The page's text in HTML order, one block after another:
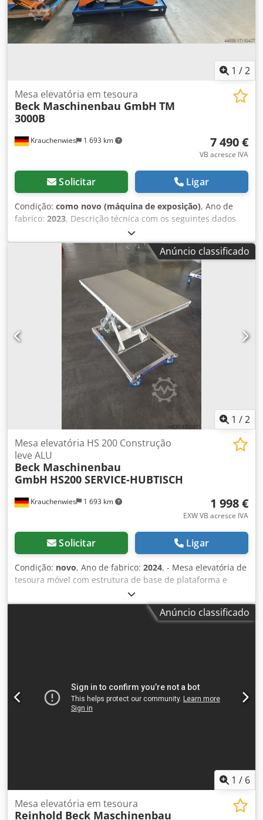
1 /2
Krauchenwies 1 693 km
Mesa elevatória em tesoura
Beck Maschinenbau GmbH TM
3000B
7 490 €
VB acresce IVA
Solicitar Ligar
Condição: como novo (máquina de exposição), Ano de
fabrico: 2023, Descrição técnica com os seguintes dados
principais: Capacidade de carga 3000 kg de carga em linha
estática Curso efetivo 1100 mm Altura total 250 mm Altura
total 1350 mm Comprimento da plataforma 1700 mm
Largura da plataforma 1200 mm Material chapa metálica
lisa Tempo de elevação aprox. 29 seg. para todo o curso
efetivo Dksdpfxoupztzj Afvjr Tempo de descida
dependente da carga Ligação eléctrica 3 x 400 V/ 50 Hz +
ligação à terra de proteção, com ficha CEE 16 A e cabo de 3
metros Motor 2,2 kW, 1.400 rpm. Tensão da válvula 24 V CC
Classe de vedação IP 54 geral, válvula solenoide e
interrutor IP65 Posição da unidade de potência integrada
na mesa elevatória Caixa de controlo de controlo de
homem morto incl. 2 m de cabo Peso total aprox. 455 kg
Estrutura de chão para deslocação com porta-paletes ou
Anúncio classificado
1 /2
Krauchenwies 1 693 km
Mesa elevatória HS 200 Construção
leve ALU
Beck Maschinenbau
GmbH HS200 SERVICE-HUBTISCH
1 998 €
EXW VB acresce IVA
Solicitar Ligar
Condição: novo, Ano de fabrico: 2024, - Mesa elevatória de
tesoura móvel com estrutura de base de plataforma e
tampo de trabalho em alumínio no formato 1000x600mm -
design muito leve e estável. Dkedpfxefhbvns Afvjr - Ideal
para o técnico de assistência - Acionamento da elevação
125 mm - Cor alumínio cinzento
Anúncio classificado
1 / 6
Mesa elevatória em tesoura
Reinhold Beck Maschinenbau